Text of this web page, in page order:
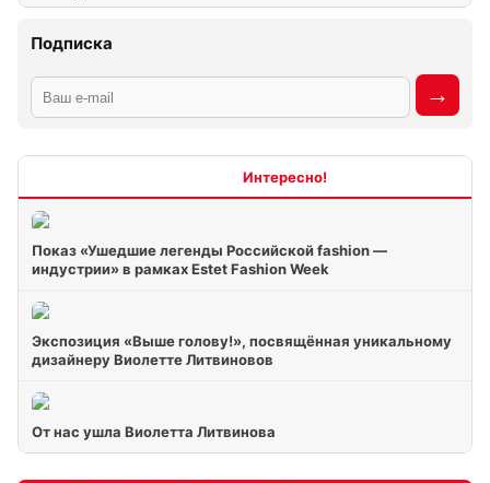
Подписка
Показ «Ушедшие легенды Российской fashion —
индустрии» в рамках Estet Fashion Week
Экспозиция «Выше голову!», посвящённая уникальному
дизайнеру Виолетте Литвиновов
От нас ушла Виолетта Литвинова